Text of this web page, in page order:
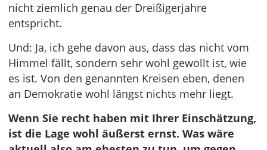
nicht ziemlich genau der Dreißigerjahre
entspricht.
Und: Ja, ich gehe davon aus, dass das nicht vom
Himmel fällt, sondern sehr wohl gewollt ist, wie
es ist. Von den genannten Kreisen eben, denen
an Demokratie wohl längst nichts mehr liegt.
Wenn Sie recht haben mit Ihrer Einschätzung,
ist die Lage wohl äußerst ernst. Was wäre